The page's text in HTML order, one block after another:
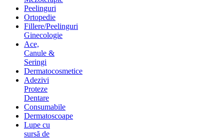
Peelinguri
Ortopedie
Fillere/Peelinguri
Ginecologie
Ace,
Canule &
Seringi
Dermatocosmetice
Adezivi
Proteze
Dentare
Consumabile
Dermatoscoape
Lupe cu
sursă de